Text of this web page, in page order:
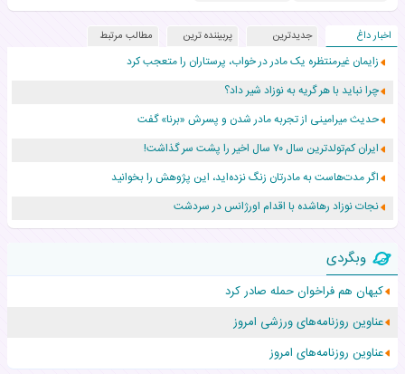
اخبار داغ جدیدترین پربیننده ترین مطالب مرتبط
زایمان غیرمنتظره یک مادر در خواب، پرستاران را متعجب کرد
چرا نباید با هر گریه به نوزاد شیر داد؟
حدیث میرامینی از تجربه مادر شدن و پسرش «برنا» گفت
ایران کم‌تولدترین سال ۷۰ سال اخیر را پشت سر گذاشت!
اگر مدت‌هاست به مادرتان زنگ نزده‌اید، این پژوهش را بخوانید
نجات نوزاد رهاشده با اقدام اورژانس در سردشت
۵۵۹ نوزاد در پرو با نام «هالند» به دنیا آمدند!
زن ۲۴ ساله پس از درمان سرطان رحم، مادر شد
افزایش قد این دختر، چند میلیون دلار برای پدرش خرج داشته
حرکت غیرقانونی یک پرستار، جان دوقلوها را نجات داد!
وبگردی
کیهان هم فراخوان حمله صادر کرد
عناوین روزنامه‌های ورزشی امروز
عناوین روزنامه‌های امروز